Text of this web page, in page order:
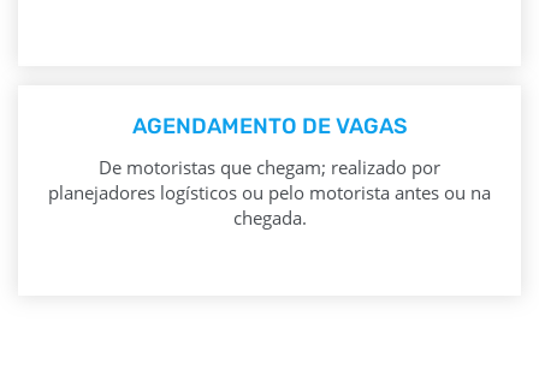
AGENDAMENTO DE VAGAS
De motoristas que chegam; realizado por
planejadores logísticos ou pelo motorista antes ou na
chegada.